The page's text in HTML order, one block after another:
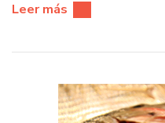
Leer más